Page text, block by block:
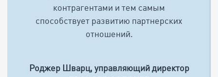
контрагентами и тем самым
способствует развитию партнерских
отношений.
Роджер Шварц, управляющий директор